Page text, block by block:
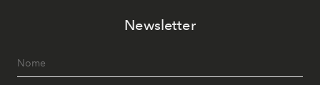
Newsletter